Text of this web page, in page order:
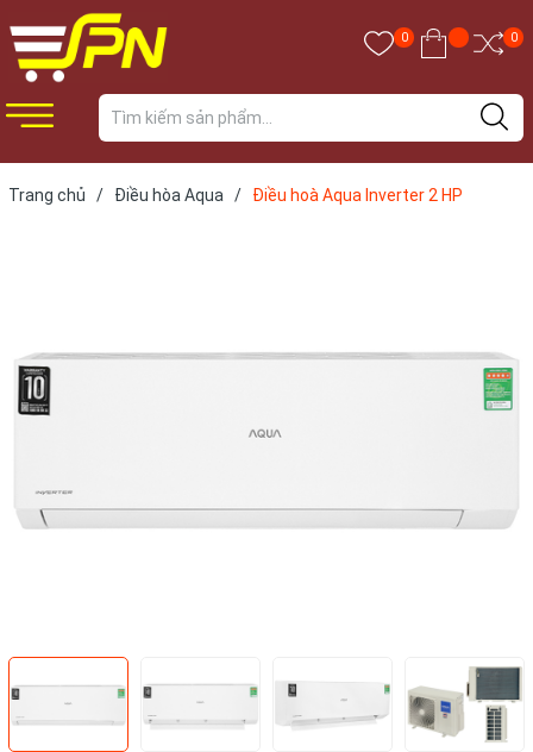
0 0
Trang chủ / Điều hòa Aqua /
Điều hoà Aqua Inverter 2 HP